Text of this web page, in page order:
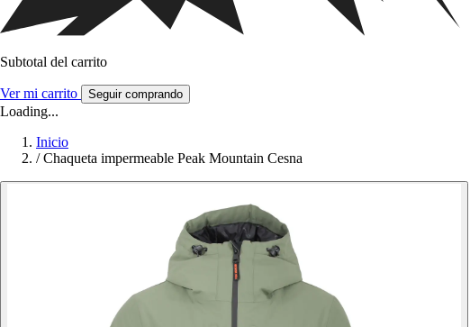
Subtotal del carrito
Ver mi carrito Seguir comprando
Loading...
Inicio
/ Chaqueta impermeable Peak Mountain Cesna